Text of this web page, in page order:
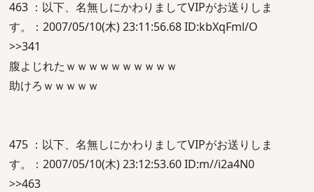
463 ：以下、名無しにかわりましてVIPがお送りしま
す。：2007/05/10(木) 23:11:56.68 ID:kbXqFml/O
>>341
腹よじれたｗｗｗｗｗｗｗｗｗｗ
助けろｗｗｗｗｗ
475 ：以下、名無しにかわりましてVIPがお送りしま
す。：2007/05/10(木) 23:12:53.60 ID:m//i2a4N0
>>463